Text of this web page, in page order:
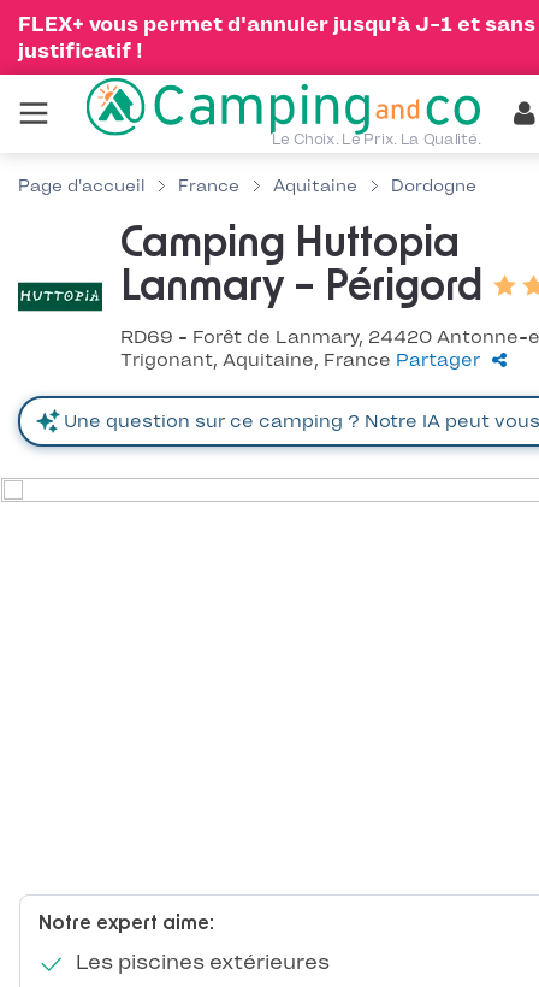
FLEX+ vous permet d'annuler jusqu'à J-1 et sans
justificatif !
Le Choix. Le Prix. La Qualité.
Page d'accueil France Aquitaine Dordogne
Camping Huttopia
Lanmary – Périgord
RD69 - Forêt de Lanmary, 24420 Antonne-
Trigonant, Aquitaine, France Partager
Notre expert aime:
Les piscines extérieures